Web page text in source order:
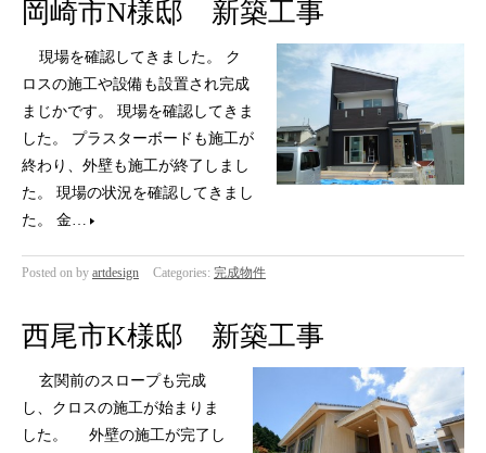
岡崎市N様邸 新築工事
現場を確認してきました。 ク
ロスの施工や設備も設置され完成
まじかです。 現場を確認してきま
した。 プラスターボードも施工が
終わり、外壁も施工が終了しまし
た。 現場の状況を確認してきまし
た。 金…
Posted on by artdesign Categories: 完成物件
西尾市K様邸 新築工事
玄関前のスロープも完成
し、クロスの施工が始まりま
した。 外壁の施工が完了し